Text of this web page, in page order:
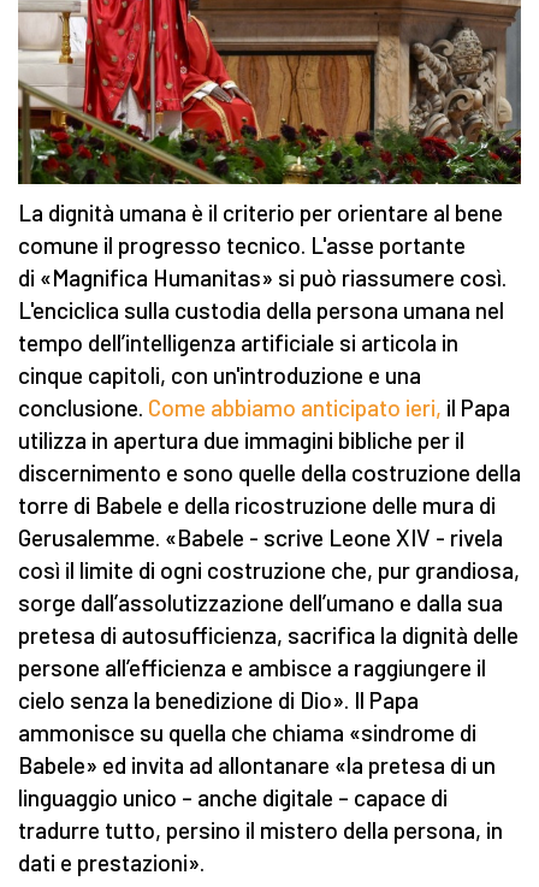
La dignità umana è il criterio per orientare al bene
comune il progresso tecnico. L'asse portante
di «Magnifica Humanitas» si può riassumere così.
L'enciclica sulla custodia della persona umana nel
tempo dell’intelligenza artificiale si articola in
cinque capitoli, con un'introduzione e una
conclusione. Come abbiamo anticipato ieri, il Papa
utilizza in apertura due immagini bibliche per il
discernimento e sono quelle della costruzione della
torre di Babele e della ricostruzione delle mura di
Gerusalemme. «Babele - scrive Leone XIV - rivela
così il limite di ogni costruzione che, pur grandiosa,
sorge dall’assolutizzazione dell’umano e dalla sua
pretesa di autosufficienza, sacrifica la dignità delle
persone all’efficienza e ambisce a raggiungere il
cielo senza la benedizione di Dio». Il Papa
ammonisce su quella che chiama «sindrome di
Babele» ed invita ad allontanare «la pretesa di un
linguaggio unico – anche digitale – capace di
tradurre tutto, persino il mistero della persona, in
dati e prestazioni».